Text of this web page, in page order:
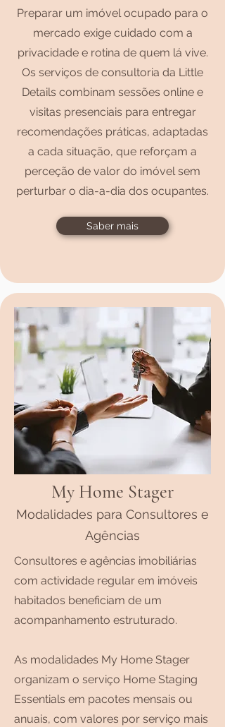
Preparar um imóvel ocupado para o
mercado exige cuidado com a
privacidade e rotina de quem lá vive.
Os serviços de consultoria da Little
Details combinam sessões online e
visitas presenciais para entregar
recomendações práticas, adaptadas
a cada situação, que reforçam a
perceção de valor do imóvel sem
perturbar o dia-a-dia dos ocupantes.
Saber mais
My Home Stager
Modalidades para Consultores e
Agências
Consultores e agências imobiliárias
com actividade regular em imóveis
habitados beneficiam de um
acompanhamento estruturado.
As modalidades My Home Stager
organizam o serviço Home Staging
Essentials em pacotes mensais ou
anuais, com valores por serviço mais